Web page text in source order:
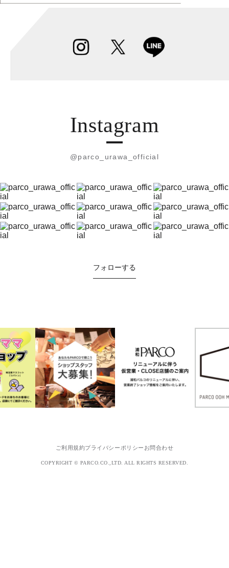
Instagram
@parco_urawa_official
フォローする
ご利用規約プライバシーポリシー お問合わせ
COPYRIGHT © PARCO.CO.,LTD. ALL RIGHTS RESERVED.